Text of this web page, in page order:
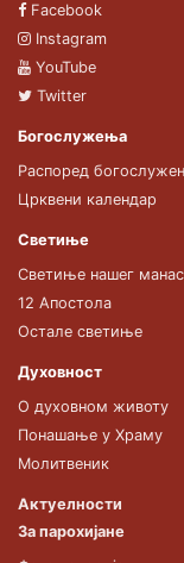
Facebook
Instagram
YouTube
Twitter
Богослужења
Распоред
Црквени календар
Светиње
Светиње нашег
12 Апостола
Остале светиње
Духовност
О духовном животу
Понашање у Храму
Молитвеник
Актуелности
За парохијане